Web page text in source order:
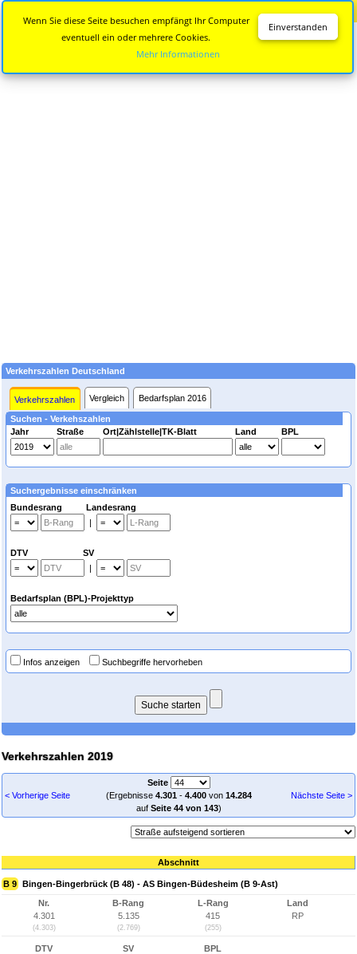
Verkehrszahlen Deutschland
Verkehrszahlen Vergleich Bedarfsplan 2016
Suchen - Verkehszahlen
Jahr
Straße Ort|Zählstelle|TK-Blatt Land BPL
Suchergebnisse einschränken
Bundesrang Landesrang
|
DTV SV
|
Bedarfsplan (BPL)-Projekttyp
Infos anzeigen Suchbegriffe hervorheben
Verkehrszahlen 2019
< Vorherige Seite
Seite
(Ergebnisse 4.301- 4.400von 14.284
auf Seite 44 von 143)
Nächste Seite >
Abschnitt
B 9 Bingen-Bingerbrück (B 48) - AS Bingen-Büdesheim (B 9-Ast)
Nr.
4.301
(4.303)
B-Rang
5.135
(2.769)
L-Rang
415
(255)
Land
RP
DTV
SV
BPL
Einverstanden
Wenn Sie diese Seite besuchen empfängt Ihr Computer
eventuell ein oder mehrere Cookies.
Mehr Informationen